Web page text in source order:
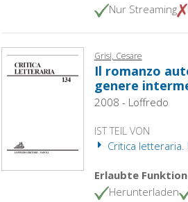
Nur Streaming
Grisi, Cesare
Il romanzo
genere
2008 - Loffredo
IST TEIL VON
Critica letteraria.
Erlaubte
Herunterladen